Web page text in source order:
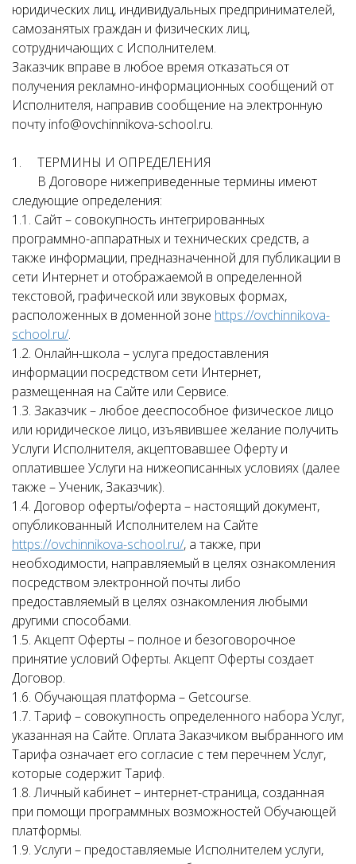
юридических лиц, индивидуальных предпринимателей,
самозанятых граждан и физических лиц,
сотрудничающих с Исполнителем.
Заказчик вправе в любое время отказаться от
получения рекламно-информационных сообщений от
Исполнителя, направив сообщение на электронную
почту info@ovchinnikova-school.ru.
1. ТЕРМИНЫ И ОПРЕДЕЛЕНИЯ
В Договоре нижеприведенные термины имеют
следующие определения:
1.1. Сайт – совокупность интегрированных
программно-аппаратных и технических средств, а
также информации, предназначенной для публикации в
сети Интернет и отображаемой в определенной
текстовой, графической или звуковых формах,
расположенных в доменной зоне https://ovchinnikova-
school.ru/.
1.2. Онлайн-школа – услуга предоставления
информации посредством сети Интернет,
размещенная на Сайте или Сервисе.
1.3. Заказчик – любое дееспособное физическое лицо
или юридическое лицо, изъявившее желание получить
Услуги Исполнителя, акцептовавшее Оферту и
оплатившее Услуги на нижеописанных условиях (далее
также – Ученик, Заказчик).
1.4. Договор оферты/оферта – настоящий документ,
опубликованный Исполнителем на Сайте
https://ovchinnikova-school.ru/, а также, при
необходимости, направляемый в целях ознакомления
посредством электронной почты либо
предоставляемый в целях ознакомления любыми
другими способами.
1.5. Акцепт Оферты – полное и безоговорочное
принятие условий Оферты. Акцепт Оферты создает
Договор.
1.6. Обучающая платформа – Getcourse.
1.7. Тариф – совокупность определенного набора Услуг,
указанная на Сайте. Оплата Заказчиком выбранного им
Тарифа означает его согласие с тем перечнем Услуг,
которые содержит Тариф.
1.8. Личный кабинет – интернет-страница, созданная
при помощи программных возможностей Обучающей
платформы.
1.9. Услуги – предоставляемые Исполнителем услуги,